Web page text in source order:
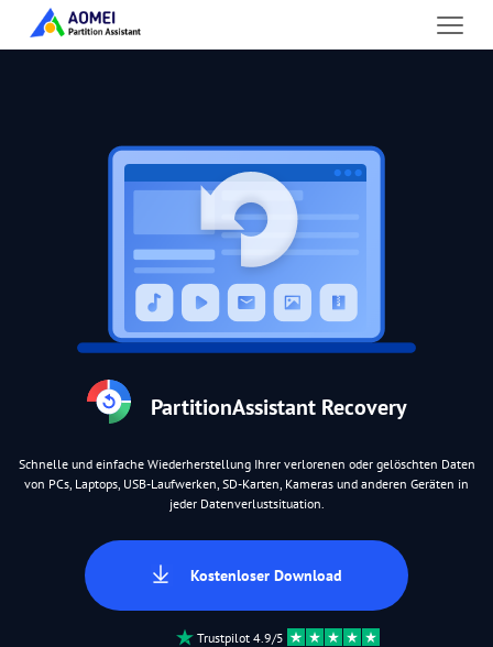
PartitionAssistant Recovery
Schnelle und einfache Wiederherstellung Ihrer verlorenen oder gelöschten Daten
von PCs, Laptops, USB-Laufwerken, SD-Karten, Kameras und anderen Geräten in
jeder Datenverlustsituation.
Kostenloser Download
Trustpilot 4.9/5